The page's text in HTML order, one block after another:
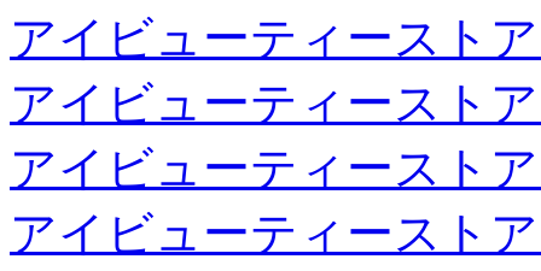
アイビューティースト
アイビューティースト
アイビューティースト
アイビューティースト